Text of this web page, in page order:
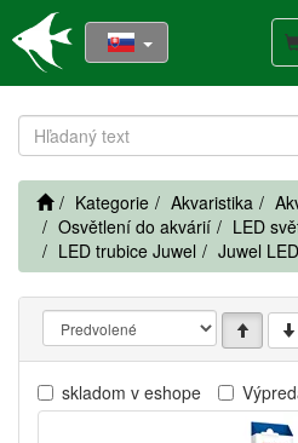
Kategorie Akvaristika
Osvětlení do akvárií
LED
LED trubice Juwel
Juwel
skladom v eshope